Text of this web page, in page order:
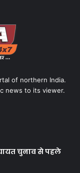
of northern India.
news to its viewer.
चुनाव से पहले